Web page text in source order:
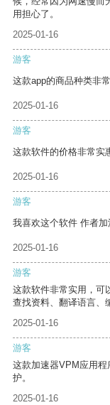
用担心了。
2025-01-16
游客
这款app的商品种类非
2025-01-16
游客
这款软件的价格非常实
2025-01-16
游客
我喜欢这个软件 作者加
2025-01-16
游客
这款软件非常实用，可
查找资料、翻译语言、
2025-01-16
游客
这款加速器VPM应用
护。
2025-01-16